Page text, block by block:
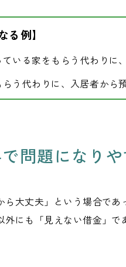
る例】
いる家をもらう代わりに
う代わりに、入居者から
問題になりや
ら大丈夫」という場合で
外にも「見えない借金」で